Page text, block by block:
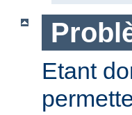
Etant